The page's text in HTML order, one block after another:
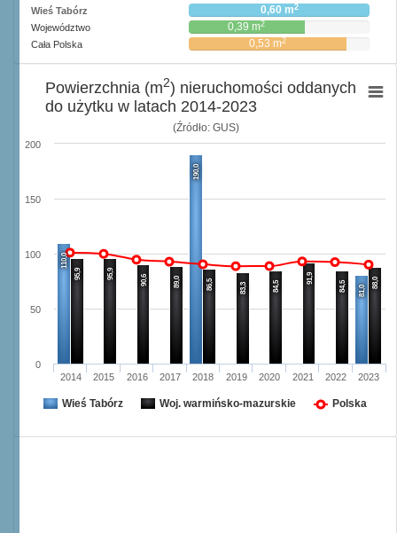
Wieś Tabórz 0,60 m2
Województwo 0,39 m2
Cała Polska 0,53 m2
(Źródło: GUS)
110,0
190,0
81,0
95,9 95,9 90,6 89,0 86,5 83,3 84,5
91,9
84,5 88,0
2014 2015 2016 2017 2018 2019 2020 2021 2022 2023
0
50
100
150
200
Powierzchnia (m2) nieruchomości oddanych
do użytku w latach 2014-2023
Wieś Tabórz Woj. warmińsko-mazurskie Polska